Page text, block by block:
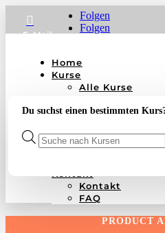

E-Mail
Folgen
Folgen
Home
Kurse
Alle Kurse
Zertifikatskurs
Über uns
Standort
Kontakt
FAQ
Du suchst einen bestimmten
Products
search
PRODUCT